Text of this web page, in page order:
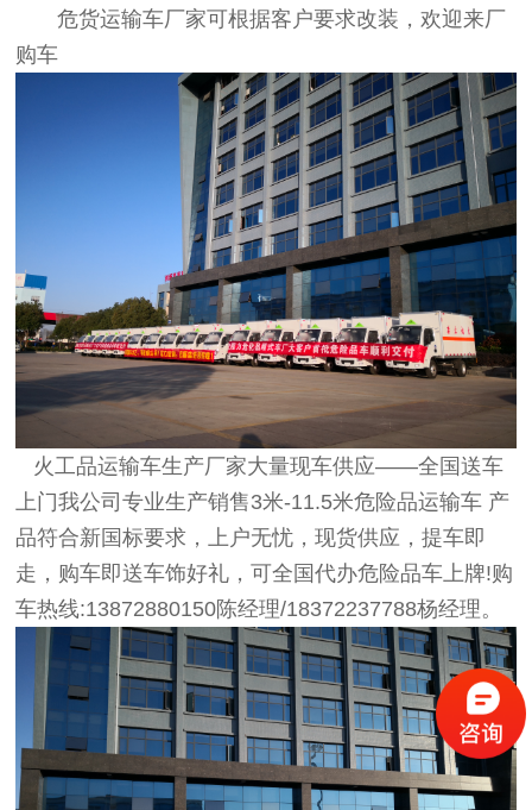
危货运输车厂家可根据客户要求改装，欢迎来厂
购车
火工品运输车生产厂家大量现车供应——全国送车
上门我公司专业生产销售3米-11.5米危险品运输车 产
品符合新国标要求，上户无忧，现货供应，提车即
走，购车即送车饰好礼，可全国代办危险品车上牌!购
车热线:13872880150陈经理/18372237788杨经理。